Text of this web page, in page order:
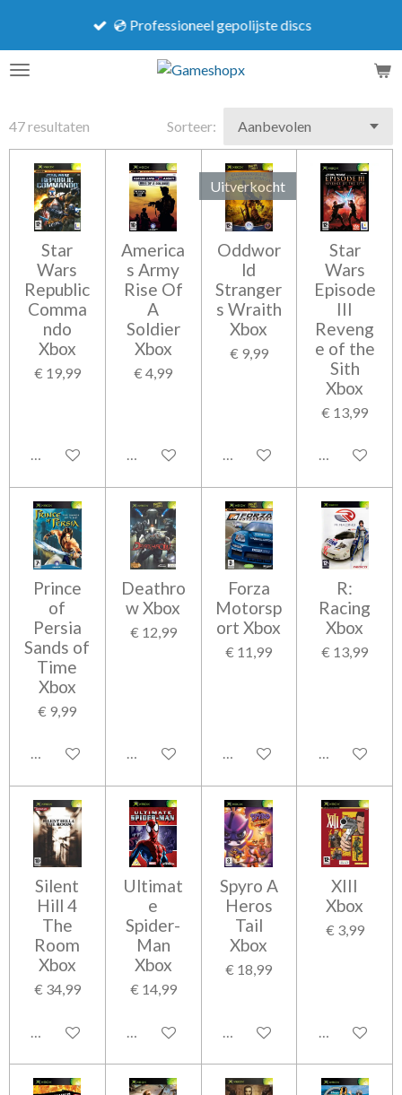
naar
💿 Professioneel gepolijste discs
47 resultaten Sorteer:
Star
Wars
Republic
Comma
ndo
Xbox
€ 19,99
In winkelwagen
America
s Army
Rise Of
A
Soldier
Xbox
€ 4,99
In winkelwagen
Uitverkocht
Oddwor
ld
Stranger
s Wraith
Xbox
€ 9,99
Houd mij op de hoogte
Star
Wars
Episode
III
Reveng
e of the
Sith
Xbox
€ 13,99
In
Prince
of
Persia
Sands of
Time
Xbox
€ 9,99
In winkelwagen
Deathro
w Xbox
€ 12,99
In winkelwagen
Forza
Motorsp
ort Xbox
€ 11,99
In winkelwagen
R:
Racing
Xbox
€ 13,99
In
Silent
Hill 4
The
Room
Xbox
€ 34,99
In winkelwagen
Ultimat
e
Spider-
Man
Xbox
€ 14,99
In winkelwagen
Spyro A
Heros
Tail
Xbox
€ 18,99
In winkelwagen
XIII
Xbox
€ 3,99
In